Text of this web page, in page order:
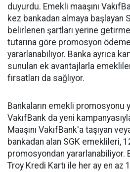
duyurdu. Emekli maaşını
kez bankadan almaya başlayan
belirlenen şartları yerine
tutarına göre promosyon
yararlanabiliyor. Banka ayrıca
sunulan ek avantajlarla
fırsatları da sağlıyor.
Bankaların emekli promosyonu
VakıfBank da yeni
Maaşını VakıfBank'a taşıyan
bankadan alan SGK emeklileri,
promosyondan yararlanabiliyor.
Troy Kredi Kartı ile her ay en az